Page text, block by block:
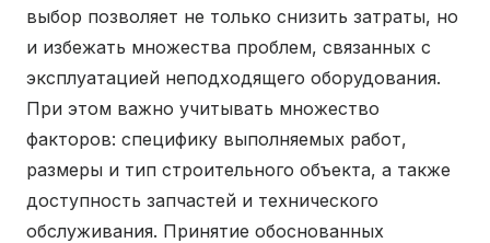
выбор позволяет не только снизить затраты, но
и избежать множества проблем, связанных с
эксплуатацией неподходящего оборудования.
При этом важно учитывать множество
факторов: специфику выполняемых работ,
размеры и тип строительного объекта, а также
доступность запчастей и технического
обслуживания. Принятие обоснованных